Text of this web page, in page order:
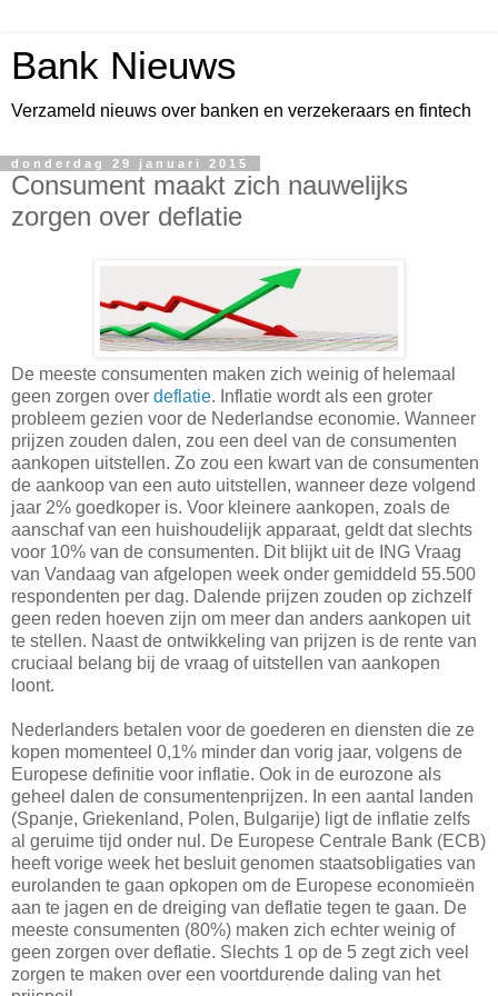
Bank Nieuws
Verzameld nieuws over banken en verzekeraars en fintech
donderdag 29 januari 2015
Consument maakt zich nauwelijks
zorgen over deflatie
De meeste consumenten maken zich weinig of helemaal
geen zorgen over deflatie. Inflatie wordt als een groter
probleem gezien voor de Nederlandse economie. Wanneer
prijzen zouden dalen, zou een deel van de consumenten
aankopen uitstellen. Zo zou een kwart van de consumenten
de aankoop van een auto uitstellen, wanneer deze volgend
jaar 2% goedkoper is. Voor kleinere aankopen, zoals de
aanschaf van een huishoudelijk apparaat, geldt dat slechts
voor 10% van de consumenten. Dit blijkt uit de ING Vraag
van Vandaag van afgelopen week onder gemiddeld 55.500
respondenten per dag. Dalende prijzen zouden op zichzelf
geen reden hoeven zijn om meer dan anders aankopen uit
te stellen. Naast de ontwikkeling van prijzen is de rente van
cruciaal belang bij de vraag of uitstellen van aankopen
loont.
Nederlanders betalen voor de goederen en diensten die ze
kopen momenteel 0,1% minder dan vorig jaar, volgens de
Europese definitie voor inflatie. Ook in de eurozone als
geheel dalen de consumentenprijzen. In een aantal landen
(Spanje, Griekenland, Polen, Bulgarije) ligt de inflatie zelfs
al geruime tijd onder nul. De Europese Centrale Bank (ECB)
heeft vorige week het besluit genomen staatsobligaties van
eurolanden te gaan opkopen om de Europese economieën
aan te jagen en de dreiging van deflatie tegen te gaan. De
meeste consumenten (80%) maken zich echter weinig of
geen zorgen over deflatie. Slechts 1 op de 5 zegt zich veel
zorgen te maken over een voortdurende daling van het